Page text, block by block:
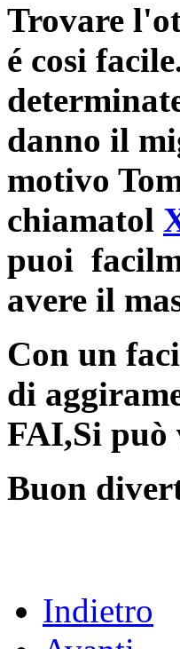
Trovare
é cosi
danno il
motivo
chiamatol
puoi
avere il
Con un
di
FAI,Si può
Buon
Indietro